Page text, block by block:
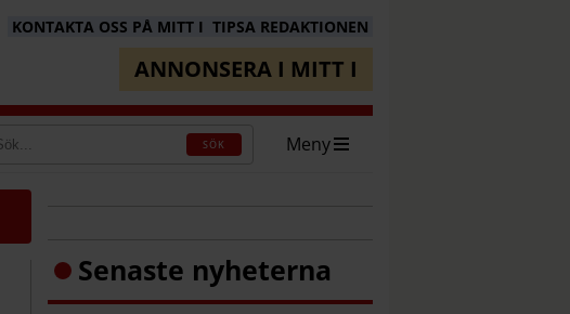
KONTAKTA OSS PÅ MITT I TIPSA REDAKTIONEN
ANNONSERA I MITT I
SÖK Meny
Senaste nyheterna